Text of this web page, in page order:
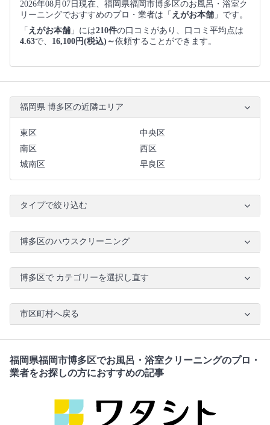
2026年08月07日現在、福岡県福岡市博多区のお風呂・浴室ク
リーニングでおすすめのプロ・業者は「 えがお本舗 」です。
「 えがお本舗 」には210件の口コミがあり、口コミ平均点は
4.63で、 16,100円(税込)～依頼することができます。
福岡県 博多区の近隣エリア
東区
中央区
南区
西区
城南区
早良区
タイプで絞り込む
博多区のハウスクリーニング
博多区で カテゴリーを選択し直す
市区町村へ戻る
福岡県福岡市博多区でお風呂・浴室クリーニングのプロ・
業者をお探しの方におすすめの記事